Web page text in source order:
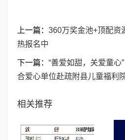
上一篇： 360万奖金池+顶配资
热报名中
下一篇： “善爱如甜，关爱童心
合爱心单位赴疏附县儿童福利
相关推荐